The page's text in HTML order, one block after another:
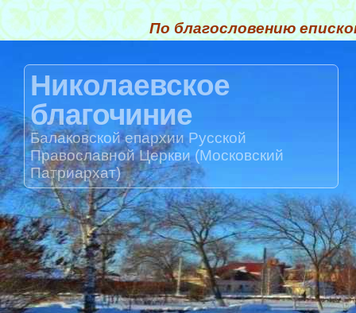
По благословению
Николаевское
благочиние
Балаковской епархии Русской
Православной Церкви (Московский
Патриархат)